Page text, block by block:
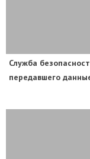
Служба
передавшего